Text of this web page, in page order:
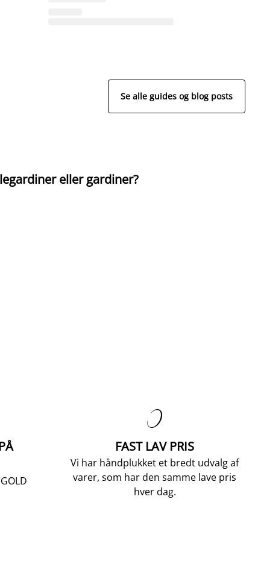
Se alle guides og blog posts
eller gardiner?

FAST LAV PRIS
Vi har håndplukket et bredt udvalg af
varer, som har den samme lave pris
hver dag.